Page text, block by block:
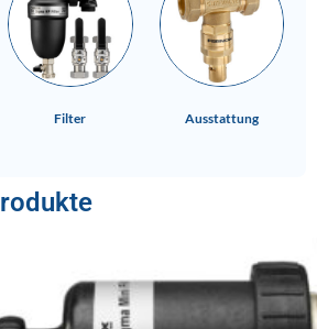
Filter Ausstattung